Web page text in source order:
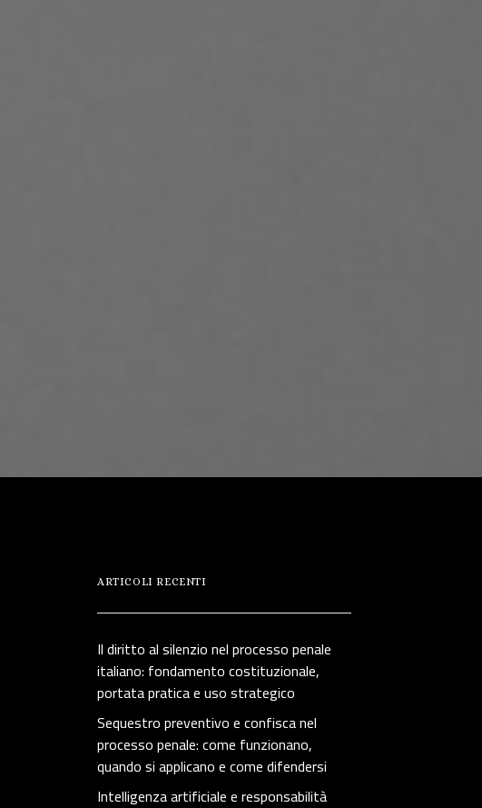
ARTICOLI RECENTI
Il diritto al silenzio nel processo penale
italiano: fondamento costituzionale,
portata pratica e uso strategico
Sequestro preventivo e confisca nel
processo penale: come funzionano,
quando si applicano e come difendersi
Intelligenza artificiale e responsabilità